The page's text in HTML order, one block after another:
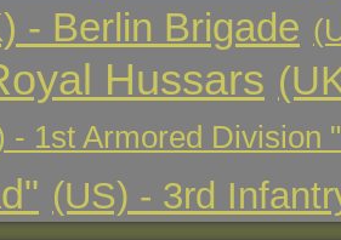
- Berlin Brigade
Hussars
- 1st Armored Division
(US) - 3rd